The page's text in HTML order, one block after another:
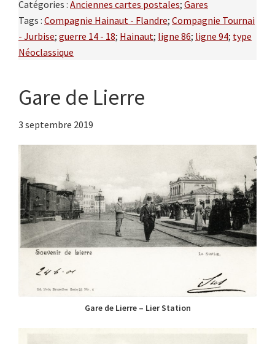
Catégories : Anciennes cartes postales; Gares
Tags : Compagnie Hainaut - Flandre; Compagnie Tournai
- Jurbise; guerre 14 - 18; Hainaut; ligne 86; ligne 94; type
Néoclassique
Gare de Lierre
3 septembre 2019
Gare de Lierre – Lier Station